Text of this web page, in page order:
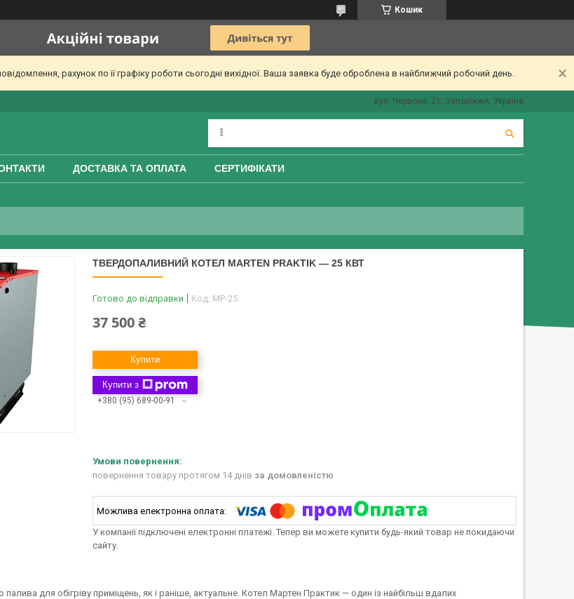
Кошик
рахунок по її графіку роботи сьогодні вихідної. Ваша заявка буде оброблена в найближчий робочий день.
вул. Червона, 21, Запоріжжя, Україна
ДОСТАВКА ТА ОПЛАТА СЕРТИФІКАТИ
ТВЕРДОПАЛИВНИЙ КОТЕЛ MARTEN PRAKTIK — 25 КВТ
Готово до відправки Код: MP-25
37 500 ₴
Купити
Купити з
+380 (95) 689-00-91
повернення товару протягом 14 днів за домовленістю
У компанії підключені електронні платежі. Тепер ви можете купити будь-який товар не покидаючи
сайту.
для обігріву приміщень, як і раніше, актуальне. Котел Мартен Практик — один із найбільш вдалих